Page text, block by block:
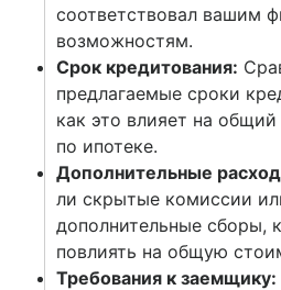
соответствовал вашим
возможностям.
Срок кредитования:
предлагаемые сроки
как это влияет на
по ипотеке.
Дополнительные
ли скрытые комиссии
дополнительные сборы,
повлиять на общую
Требования к заемщику: